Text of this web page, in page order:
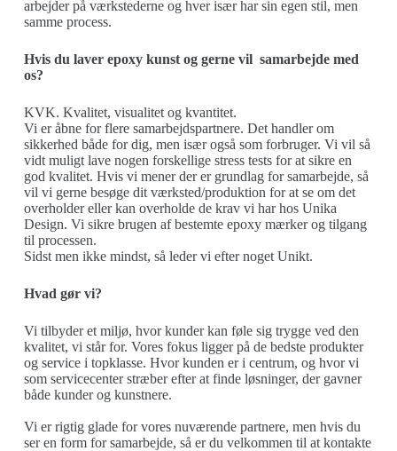
arbejder på værkstederne og hver især har sin egen stil, men
samme process.
Hvis du laver epoxy kunst og gerne vil samarbejde med
os?
KVK. Kvalitet, visualitet og kvantitet.
Vi er åbne for flere samarbejdspartnere. Det handler om
sikkerhed både for dig, men især også som forbruger. Vi vil så
vidt muligt lave nogen forskellige stress tests for at sikre en
god kvalitet. Hvis vi mener der er grundlag for samarbejde, så
vil vi gerne besøge dit værksted/produktion for at se om det
overholder eller kan overholde de krav vi har hos Unika
Design. Vi sikre brugen af bestemte epoxy mærker og tilgang
til processen.
Sidst men ikke mindst, så leder vi efter noget Unikt.
Hvad gør vi?
Vi tilbyder et miljø, hvor kunder kan føle sig trygge ved den
kvalitet, vi står for. Vores fokus ligger på de bedste produkter
og service i topklasse. Hvor kunden er i centrum, og hvor vi
som servicecenter stræber efter at finde løsninger, der gavner
både kunder og kunstnere.
Vi er rigtig glade for vores nuværende partnere, men hvis du
ser en form for samarbejde, så er du velkommen til at kontakte